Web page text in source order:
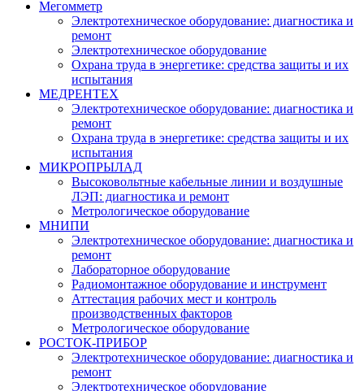
Мегомметр
Электротехническое оборудование: диагностика и
ремонт
Электротехническое оборудование
Охрана труда в энергетике: средства защиты и их
испытания
МЕДРЕНТЕХ
Электротехническое оборудование: диагностика и
ремонт
Охрана труда в энергетике: средства защиты и их
испытания
МИКРОПРЫЛАД
Высоковольтные кабельные линии и воздушные
ЛЭП: диагностика и ремонт
Метрологическое оборудование
МНИПИ
Электротехническое оборудование: диагностика и
ремонт
Лабораторное оборудование
Радиомонтажное оборудование и инструмент
Аттестация рабочих мест и контроль
производственных факторов
Метрологическое оборудование
РОСТОК-ПРИБОР
Электротехническое оборудование: диагностика и
ремонт
Электротехническое оборудование